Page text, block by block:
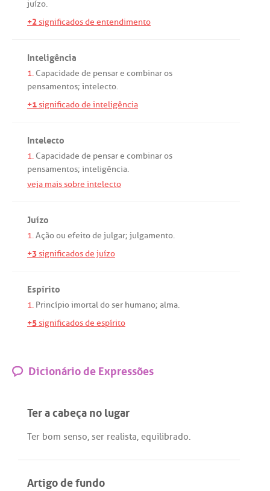
juízo.
+2significados de entendimento
Inteligência
1. Capacidade de pensare combinaros
pensamentos; intelecto.
+1significado de inteligência
Intelecto
1. Capacidade de pensare combinaros
pensamentos; inteligência.
veja mais sobre intelecto
Juízo
1.Açãoou efeitode julgar; julgamento.
+3significados de juízo
Espírito
1. Princípioimortaldoser humano; alma.
+5significados de espírito
Dicionário de Expressões
Ter a cabeça no lugar
Ter bom senso, ser realista, equilibrado.
Artigo de fundo